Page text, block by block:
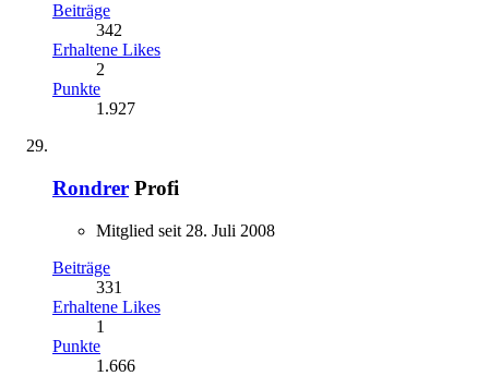
Beiträge
342
Erhaltene Likes
2
Punkte
1.927
Rondrer Profi
Mitglied seit 28. Juli 2008
Beiträge
331
Erhaltene Likes
1
Punkte
1.666